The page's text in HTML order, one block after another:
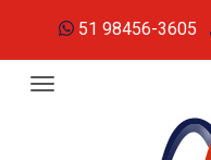
51 98456-3605
Toggle navigation